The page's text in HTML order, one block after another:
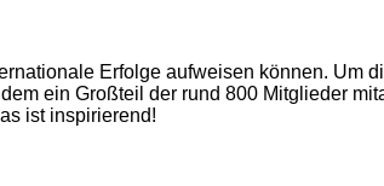
Erfolge aufweisen können. Um
ein Großteil der rund 800 Mitglieder
ist inspirierend!